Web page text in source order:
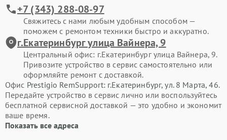
+7 (343) 288-08-97
Свяжитесь с нами любым удобным способом —
поможем с ремонтом техники быстро и аккуратно.
г.Екатеринбург улица Вайнера, 9
Центральный офис: г.Екатеринбург улица Вайнера, 9.
Привозите устройство в сервис самостоятельно или
оформляйте ремонт с доставкой.
Офис Prestigio RemSupport: г.Екатеринбург, ул. 8 Марта, 46.
Передайте устройство в сервис лично или воспользуйтесь
бесплатной сервисной доставкой — это удобно и экономит
ваше время.
Показать все адреса